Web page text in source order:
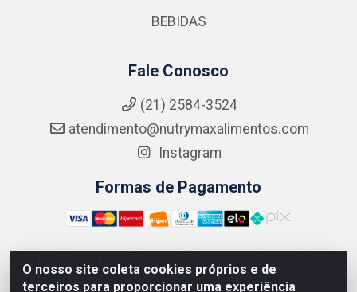
O nosso site coleta cookies próprios e de
terceiros para proporcionar uma experiência
BEBIDAS
Fale Conosco
(21) 2584-3524
atendimento@nutrymaxalimentos.com
Instagram
Formas de Pagamento
NUTRY MAX COMÉRCIO DE PRODUTOS ALIMENTICIOS